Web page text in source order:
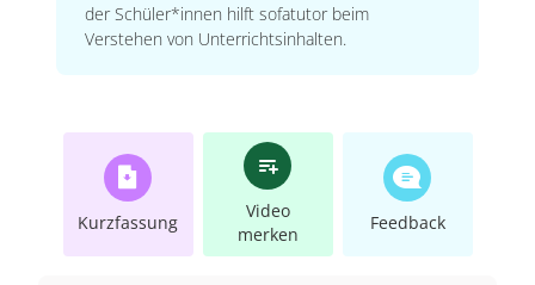
der Schüler*innen hilft sofatutor beim
Verstehen von Unterrichtsinhalten.
Kurzfassung
Video
merken
Feedback